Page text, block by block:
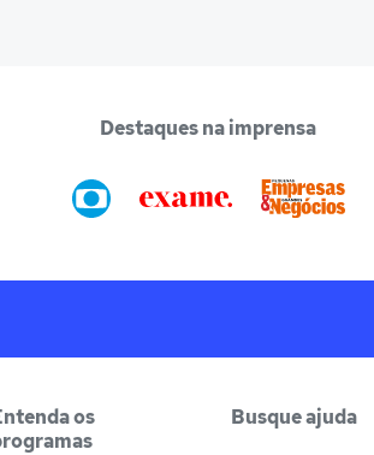
Destaques na imprensa
os
Busque ajuda